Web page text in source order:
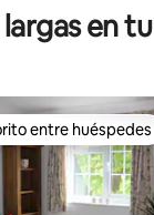
en
en Favorito
entre huéspedes